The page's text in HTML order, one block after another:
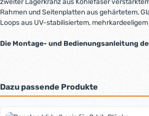
Rahmen und Seitenplatten aus gehärtetem,
Loops aus UV-stabilisiertem,
Die Montage- und Bedienungsanleitung
Dazu passende Produkte
Produktgalerie überspringen